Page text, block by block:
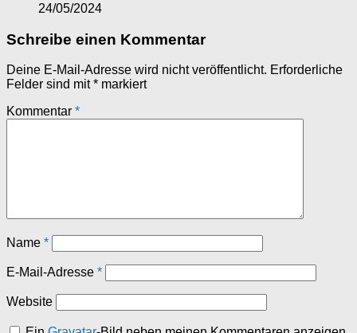
24/05/2024
Schreibe einen Kommentar
Deine E-Mail-Adresse wird nicht veröffentlicht. Erforderliche
Felder sind mit* markiert
Kommentar *
Name *
E-Mail-Adresse *
Website